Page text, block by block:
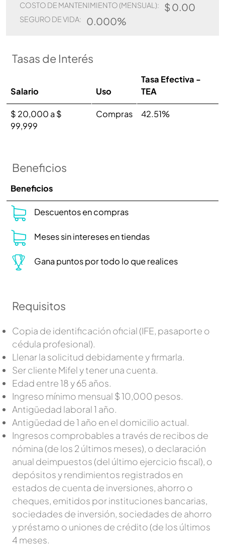
COSTO DE MANTENIMIENTO (MENSUAL): $ 0.00
SEGURO DE VIDA: 0.000%
Tasas de Interés
Salario Uso
Tasa Efectiva -
TEA
$ 20,000 a $
99,999
Compras 42.51%
Beneficios
Beneficios
Descuentos en compras
Meses sin intereses en tiendas
Gana puntos por todo lo que realices
Requisitos
Copia de identificación oficial (IFE, pasaporte o
cédula profesional).
Llenar la solicitud debidamente y firmarla.
Ser cliente Mifel y tener una cuenta.
Edad entre 18 y 65 años.
Ingreso mínimo mensual $ 10,000 pesos.
Antigüedad laboral 1 año.
Antigüedad de 1 año en el domicilio actual.
Ingresos comprobables a través de recibos de
nómina (de los 2 últimos meses), o declaración
anual deimpuestos (del último ejercicio fiscal), o
depósitos y rendimientos registrados en
estados de cuenta de inversiones, ahorro o
cheques, emitidos por instituciones bancarias,
sociedades de inversión, sociedades de ahorro
y préstamo o uniones de crédito (de los últimos
4 meses.